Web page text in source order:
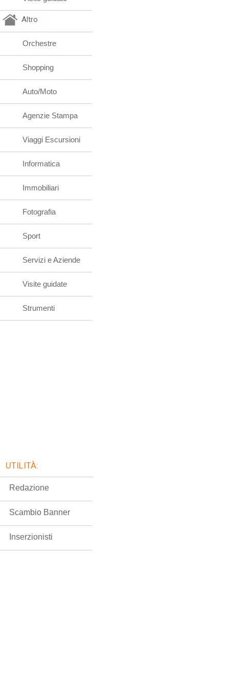
Altro
Orchestre
Shopping
Auto/Moto
Agenzie Stampa
Viaggi Escursioni
Informatica
Immobiliari
Fotografia
Sport
Servizi e Aziende
Visite guidate
Strumenti
UTILITÀ:
Redazione
Scambio Banner
Inserzionisti